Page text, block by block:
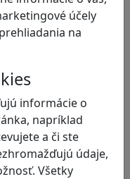
účely
na
informácie o
napríklad
a či ste
údaje,
Všetky
vytvoriť